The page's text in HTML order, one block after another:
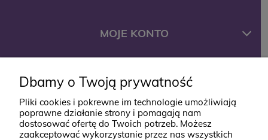
MOJE KONTO
KONTAKT
Dbamy o Twoją prywatność
Pliki cookies i pokrewne im technologie umożliwiają
poprawne działanie strony i pomagają nam
dostosować ofertę do Twoich potrzeb. Możesz
zaakceptować wykorzystanie przez nas wszystkich